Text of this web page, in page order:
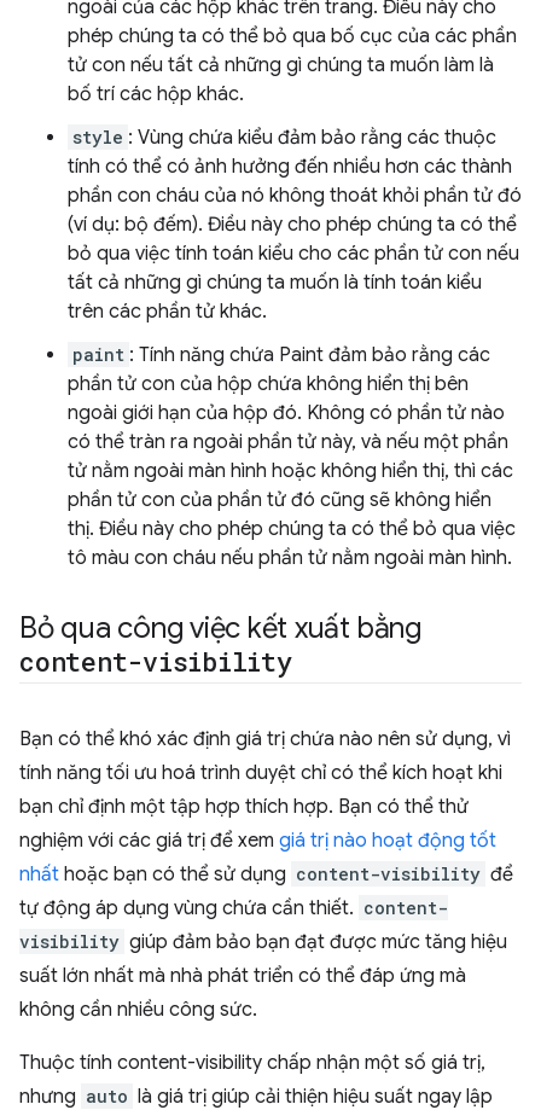
ngoài của các hộp khác trên trang. Điều này cho
phép chúng ta có thể bỏ qua bố cục của các phần
tử con nếu tất cả những gì chúng ta muốn làm là
bố trí các hộp khác.
style : Vùng chứa kiểu đảm bảo rằng các thuộc
tính có thể có ảnh hưởng đến nhiều hơn các thành
phần con cháu của nó không thoát khỏi phần tử đó
(ví dụ: bộ đếm). Điều này cho phép chúng ta có thể
bỏ qua việc tính toán kiểu cho các phần tử con nếu
tất cả những gì chúng ta muốn là tính toán kiểu
trên các phần tử khác.
paint : Tính năng chứa Paint đảm bảo rằng các
phần tử con của hộp chứa không hiển thị bên
ngoài giới hạn của hộp đó. Không có phần tử nào
có thể tràn ra ngoài phần tử này, và nếu một phần
tử nằm ngoài màn hình hoặc không hiển thị, thì các
phần tử con của phần tử đó cũng sẽ không hiển
thị. Điều này cho phép chúng ta có thể bỏ qua việc
tô màu con cháu nếu phần tử nằm ngoài màn hình.
Bỏ qua công việc kết xuất bằng
content-visibility
Bạn có thể khó xác định giá trị chứa nào nên sử dụng, vì
tính năng tối ưu hoá trình duyệt chỉ có thể kích hoạt khi
bạn chỉ định một tập hợp thích hợp. Bạn có thể thử
nghiệm với các giá trị để xem giá trị nào hoạt động tốt
nhất hoặc bạn có thể sử dụng content-visibility để
tự động áp dụng vùng chứa cần thiết. content-
visibility giúp đảm bảo bạn đạt được mức tăng hiệu
suất lớn nhất mà nhà phát triển có thể đáp ứng mà
không cần nhiều công sức.
Thuộc tính content-visibility chấp nhận một số giá trị,
nhưng auto là giá trị giúp cải thiện hiệu suất ngay lập